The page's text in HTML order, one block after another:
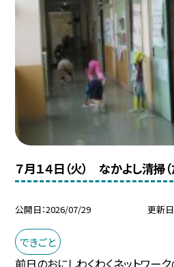
７月１４日（火） なかよし清掃
公開日 2026/07/29 更新日
できごと